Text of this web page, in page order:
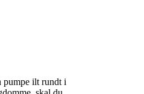
pumpe ilt rundt i